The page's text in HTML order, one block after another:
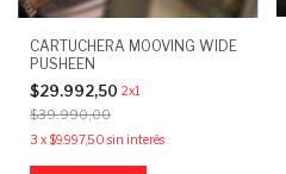
CARTUCHERA MOOVING WIDE
PUSHEEN
$29.992,50 2x1
$39.990,00
3 x$9.997,50 sin interés